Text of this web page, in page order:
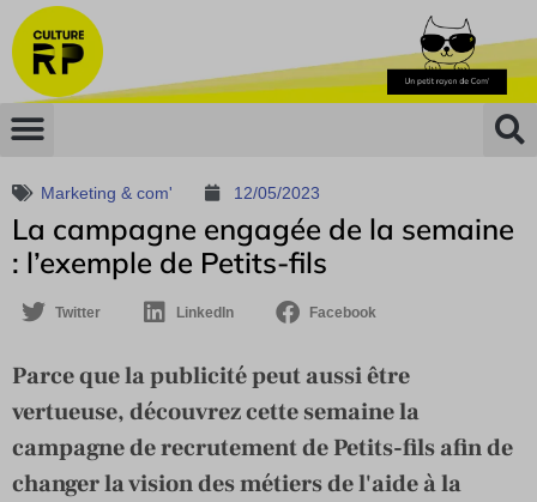
Marketing & com' 12/05/2023
La campagne engagée de la semaine
: l’exemple de Petits-fils
Twitter LinkedIn Facebook
Parce que la publicité peut aussi être
vertueuse, découvrez cette semaine la
campagne de recrutement de Petits-fils afin de
changer la vision des métiers de l'aide à la